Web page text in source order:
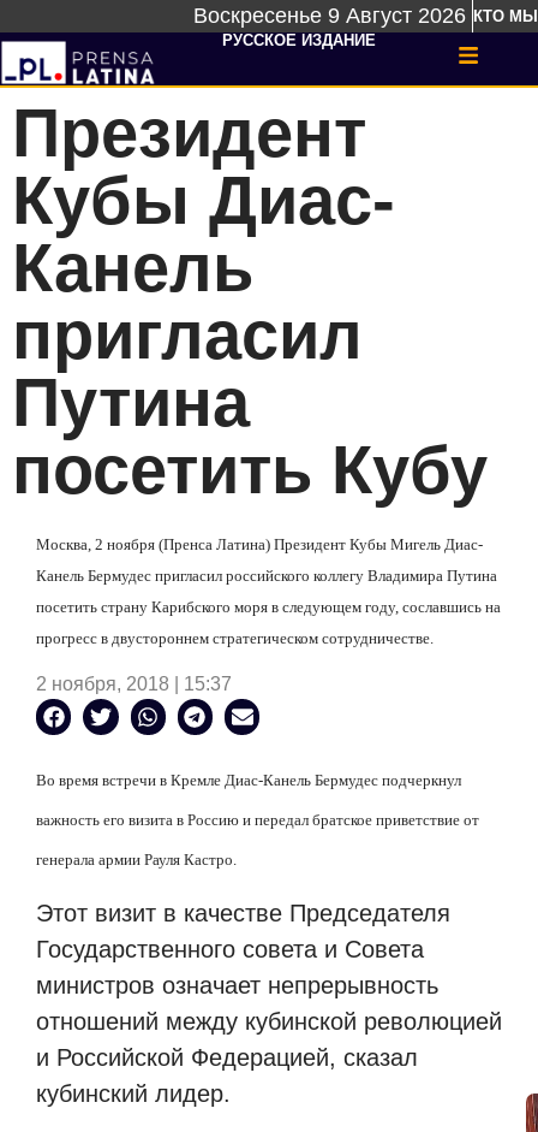
Воскресенье 9 Август 2026 КТО МЫ
РУССКОЕ ИЗДАНИЕ
Президент
Кубы Диас-
Канель
пригласил
Путина
посетить Кубу
Москва, 2 ноября (Пренса Латина) Президент Кубы Мигель Диас-
Канель Бермудес пригласил российского коллегу Владимира Путина
посетить страну Карибского моря в следующем году, сославшись на
прогресс в двустороннем стратегическом сотрудничестве.
2 ноября, 2018 | 15:37
Во время встречи в Кремле Диас-Канель Бермудес подчеркнул
важность его визита в Россию и передал братское приветствие от
генерала армии Рауля Кастро.
Этот визит в качестве Председателя
Государственного совета и Совета
министров означает непрерывность
отношений между кубинской революцией
и Российской Федерацией, сказал
кубинский лидер.